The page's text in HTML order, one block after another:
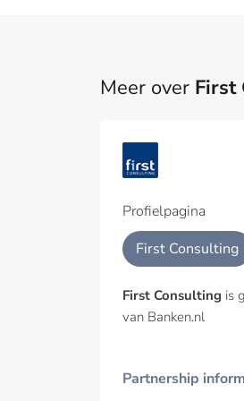
Meer over First
Profielpagina
First Consulting
First Consulting is
van Banken.nl
Partnership
Internet of Things:
een game changer in
de financiële sector